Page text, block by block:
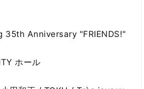
35th Anniversary "FRIENDS!"
ホール